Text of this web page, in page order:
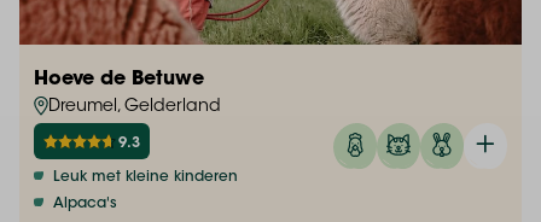
Hoeve de Betuwe
Dreumel, Gelderland
9.3
Leuk met kleine kinderen
Alpaca's